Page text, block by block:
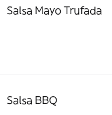
Salsa Mayo Trufada
Salsa BBQ